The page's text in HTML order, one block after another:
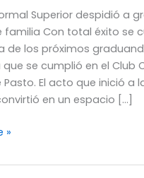
Superior despidió a
familia Con total éxito se
de los próximos
se cumplió en el Club
El acto que inició a
en un espacio […]
»